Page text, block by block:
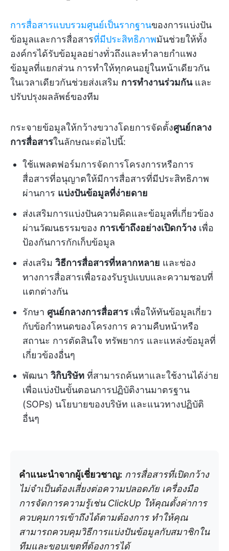
การสื่อสารแบบรวมศูนย์เป็นรากฐานของการแบ่งปัน
ข้อมูลและการสื่อสารที่มีประสิทธิภาพมันช่วยให้ทั้ง
องค์กรได้รับข้อมูลอย่างทั่วถึงและทำลายกำแพง
ข้อมูลที่แยกส่วน การทำให้ทุกคนอยู่ในหน้าเดียวกัน
ในเวลาเดียวกันช่วยส่งเสริม การทำงานร่วมกันและ
ปรับปรุงผลลัพธ์ของทีม
กระจายข้อมูลให้กว้างขวางโดยการจัดตั้งศูนย์กลาง
การสื่อสารในลักษณะต่อไปนี้:
ใช้แพลตฟอร์มการจัดการโครงการหรือการ
สื่อสารที่อนุญาตให้มีการสื่อสารที่มีประสิทธิภาพ
ผ่านการ แบ่งปันข้อมูลที่ง่ายดาย
ส่งเสริมการแบ่งปันความคิดและข้อมูลที่เกี่ยวข้อง
ผ่านวัฒนธรรมของ การเข้าถึงอย่างเปิดกว้าง เพื่อ
ป้องกันการกักเก็บข้อมูล
ส่งเสริม วิธีการสื่อสารที่หลากหลาย และช่อง
ทางการสื่อสารเพื่อรองรับรูปแบบและความชอบที่
แตกต่างกัน
รักษา ศูนย์กลางการสื่อสาร เพื่อให้ทันข้อมูลเกี่ยว
กับข้อกำหนดของโครงการ ความคืบหน้าหรือ
สถานะ การตัดสินใจ ทรัพยากร และแหล่งข้อมูลที่
เกี่ยวข้องอื่นๆ
พัฒนา วิกิบริษัท ที่สามารถค้นหาและใช้งานได้ง่าย
เพื่อแบ่งปันขั้นตอนการปฏิบัติงานมาตรฐาน
(SOPs) นโยบายของบริษัท และแนวทางปฏิบัติ
อื่นๆ
คำแนะนำจากผู้เชี่ยวชาญ: การสื่อสารที่เปิดกว้าง
ไม่จำเป็นต้องเสี่ยงต่อความปลอดภัย เครื่องมือ
การจัดการความรู้เช่น ClickUp ให้คุณตั้งค่าการ
ควบคุมการเข้าถึงได้ตามต้องการ ทำให้คุณ
สามารถควบคุมวิธีการแบ่งปันข้อมูลกับสมาชิกใน
ทีมและขอบเขตที่ต้องการได้